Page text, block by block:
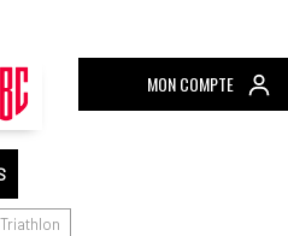
MON COMPTE
Triathlon